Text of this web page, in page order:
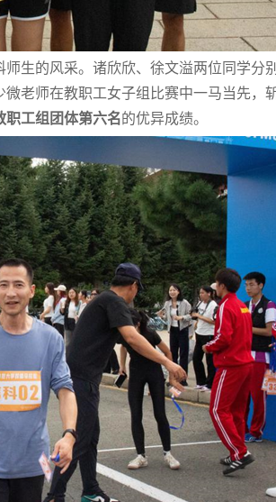
生的风采。诸欣欣、徐文溢两位同学分
老师在教职工女子组比赛中一马当先，
职工组团体第六名的优异成绩。